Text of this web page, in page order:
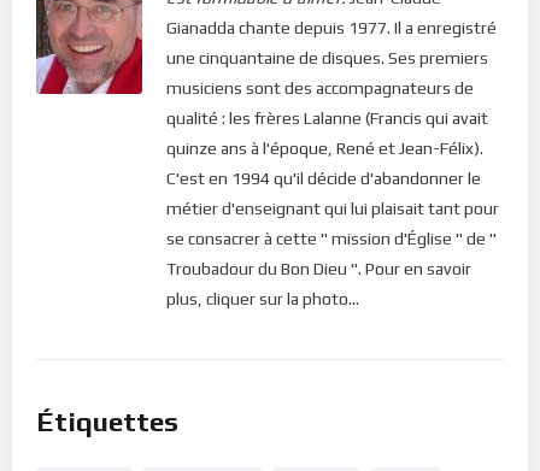
Gianadda chante depuis 1977. Il a enregistré
une cinquantaine de disques. Ses premiers
musiciens sont des accompagnateurs de
qualité : les frères Lalanne (Francis qui avait
quinze ans à l'époque, René et Jean-Félix).
C'est en 1994 qu'il décide d'abandonner le
métier d'enseignant qui lui plaisait tant pour
se consacrer à cette " mission d'Église " de "
Troubadour du Bon Dieu ". Pour en savoir
plus, cliquer sur la photo...
Étiquettes